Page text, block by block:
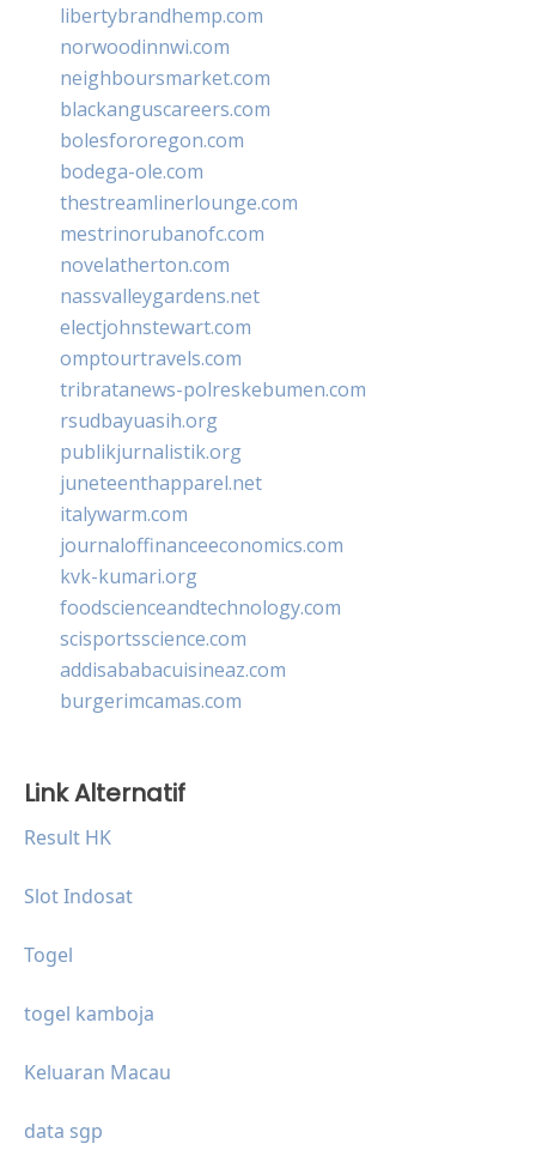
libertybrandhemp.com
norwoodinnwi.com
neighboursmarket.com
blackanguscareers.com
bolesfororegon.com
bodega-ole.com
thestreamlinerlounge.com
mestrinorubanofc.com
novelatherton.com
nassvalleygardens.net
electjohnstewart.com
omptourtravels.com
tribratanews-polreskebumen.com
rsudbayuasih.org
publikjurnalistik.org
juneteenthapparel.net
italywarm.com
journaloffinanceeconomics.com
kvk-kumari.org
foodscienceandtechnology.com
scisportsscience.com
addisababacuisineaz.com
burgerimcamas.com
Link Alternatif
Result HK
Slot Indosat
Togel
togel kamboja
Keluaran Macau
data sgp